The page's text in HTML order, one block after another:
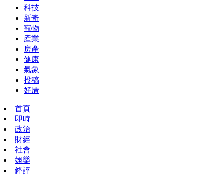
科技
新奇
寵物
產業
房產
健康
氣象
投稿
好厝
首頁
即時
政治
財經
社會
娛樂
鋒評